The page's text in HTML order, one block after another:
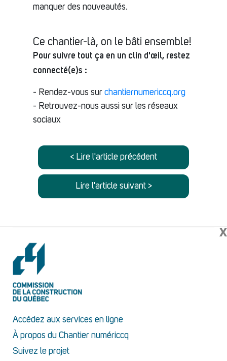
manquer des nouveautés.
Ce chantier-là, on le bâti ensemble!
Pour suivre tout ça en un clin d'œil, restez
connecté(e)s :
- Rendez-vous sur chantiernumericcq.org
- Retrouvez-nous aussi sur les réseaux
sociaux
< Lire l'article précédent
Lire l'article suivant >
X
Accédez aux services en ligne
À propos du Chantier numériccq
Suivez le projet